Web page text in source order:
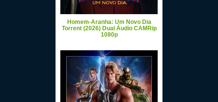
Homem-Aranha: Um Novo Dia
Torrent (2026) Dual Áudio CAMRip
1080p